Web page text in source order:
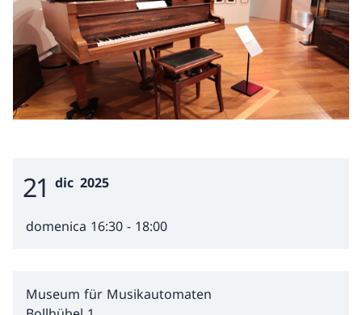
Event Date
21 dic 2025
domenica 16:30 - 18:00
Museum für Musikautomaten